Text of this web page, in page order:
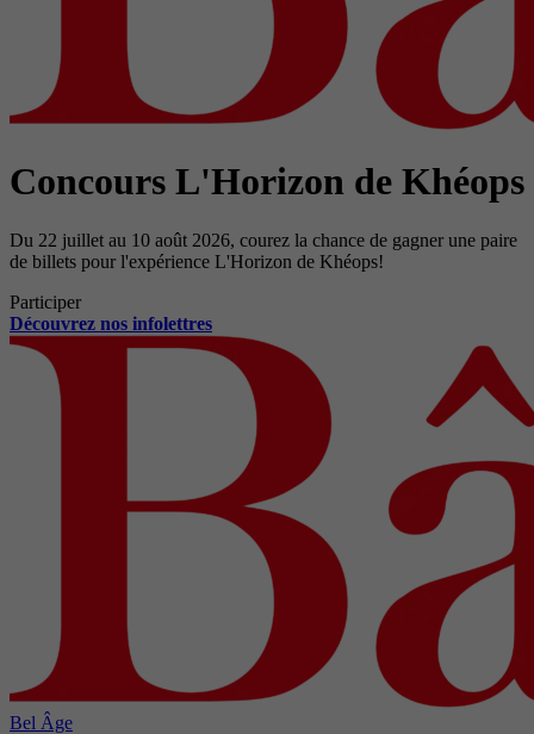
Concours L'Horizon de Khéops
Du 22 juillet au 10 août 2026, courez la chance de gagner une paire
de billets pour l'expérience L'Horizon de Khéops!
Participer
Découvrez nos infolettres
Bel Âge